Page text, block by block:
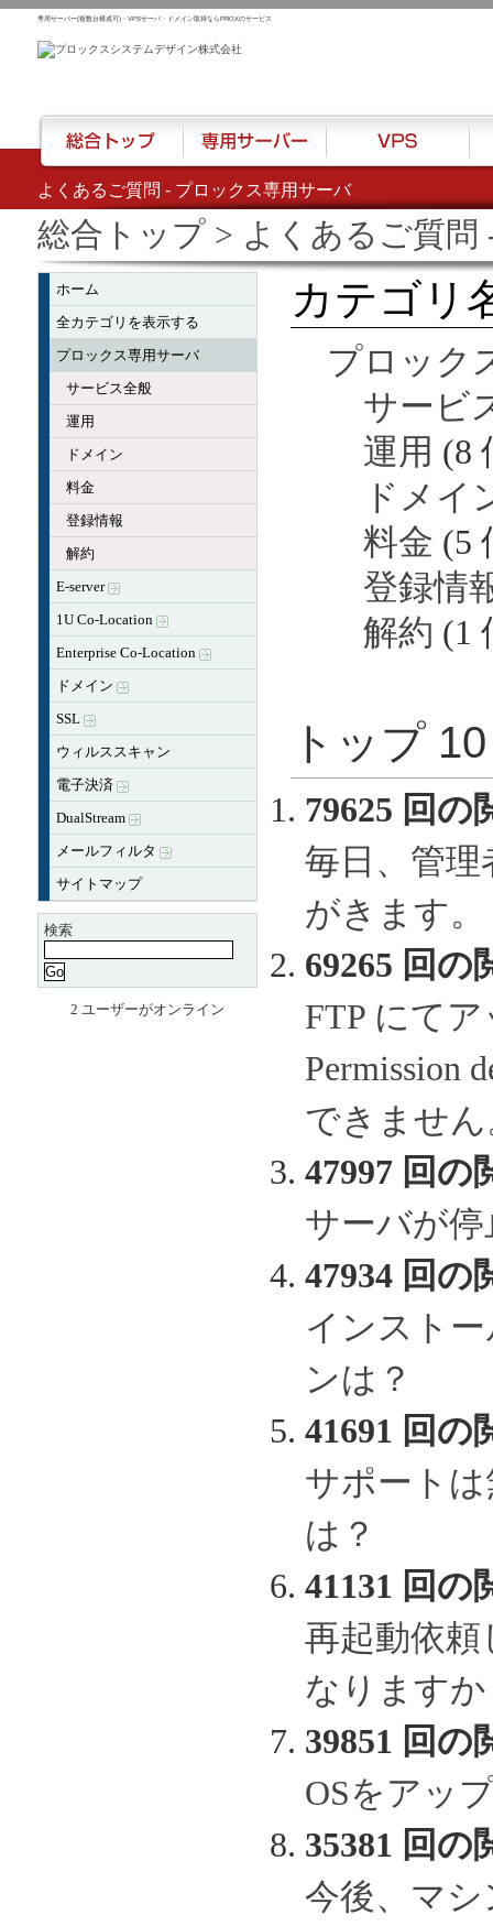
よくあるご質問 - プロックス専用サーバ
専用サーバー(複数台構成可)・VPSサーバ・ドメイン取得ならPROXのサービス
総合トップ> よくあるご質問
ホーム
全カテゴリを表示する
プロックス専用サーバ
サービス全般
運用
ドメイン
料金
登録情報
解約
E-server
1U Co-Location
Enterprise Co-Location
ドメイン
SSL
ウィルススキャン
電子決済
DualStream
メールフィルタ
サイトマップ
検索
2 ユーザーがオンライン
カテゴリ
プロック
サービ
運用 (8
ドメイ
料金 (5
登録情
解約 (1
トップ
79625 回の
毎日、管
がきます。
69265 回の
FTP にて
Permission
できません
47997 回の
サーバが
47934 回の
インスト
ンは？
41691 回の
サポート
は？
41131 回の
再起動依
なりますか
39851 回の
OSをアッ
35381 回の
今後、マ
総合トップ 専用サーバー VPS ハ